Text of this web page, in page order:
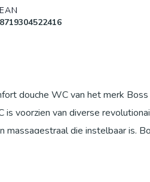
EAN
8719304522416
douche WC van het merk
voorzien van diverse
die instelbaar is.
douche WC eenvoudig met